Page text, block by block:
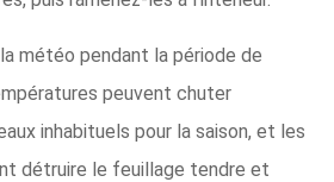
météo pendant la période de
peuvent chuter
inhabituels pour la saison, et les
détruire le feuillage tendre et